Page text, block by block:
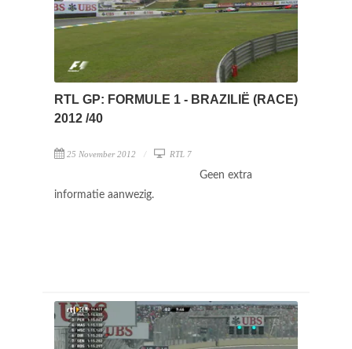
RTL GP: FORMULE 1 - BRAZILIË (RACE)
2012 /40
25 November 2012 RTL 7
Geen extra
informatie aanwezig.